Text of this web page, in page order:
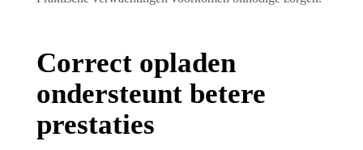
Correct opladen
ondersteunt betere
prestaties